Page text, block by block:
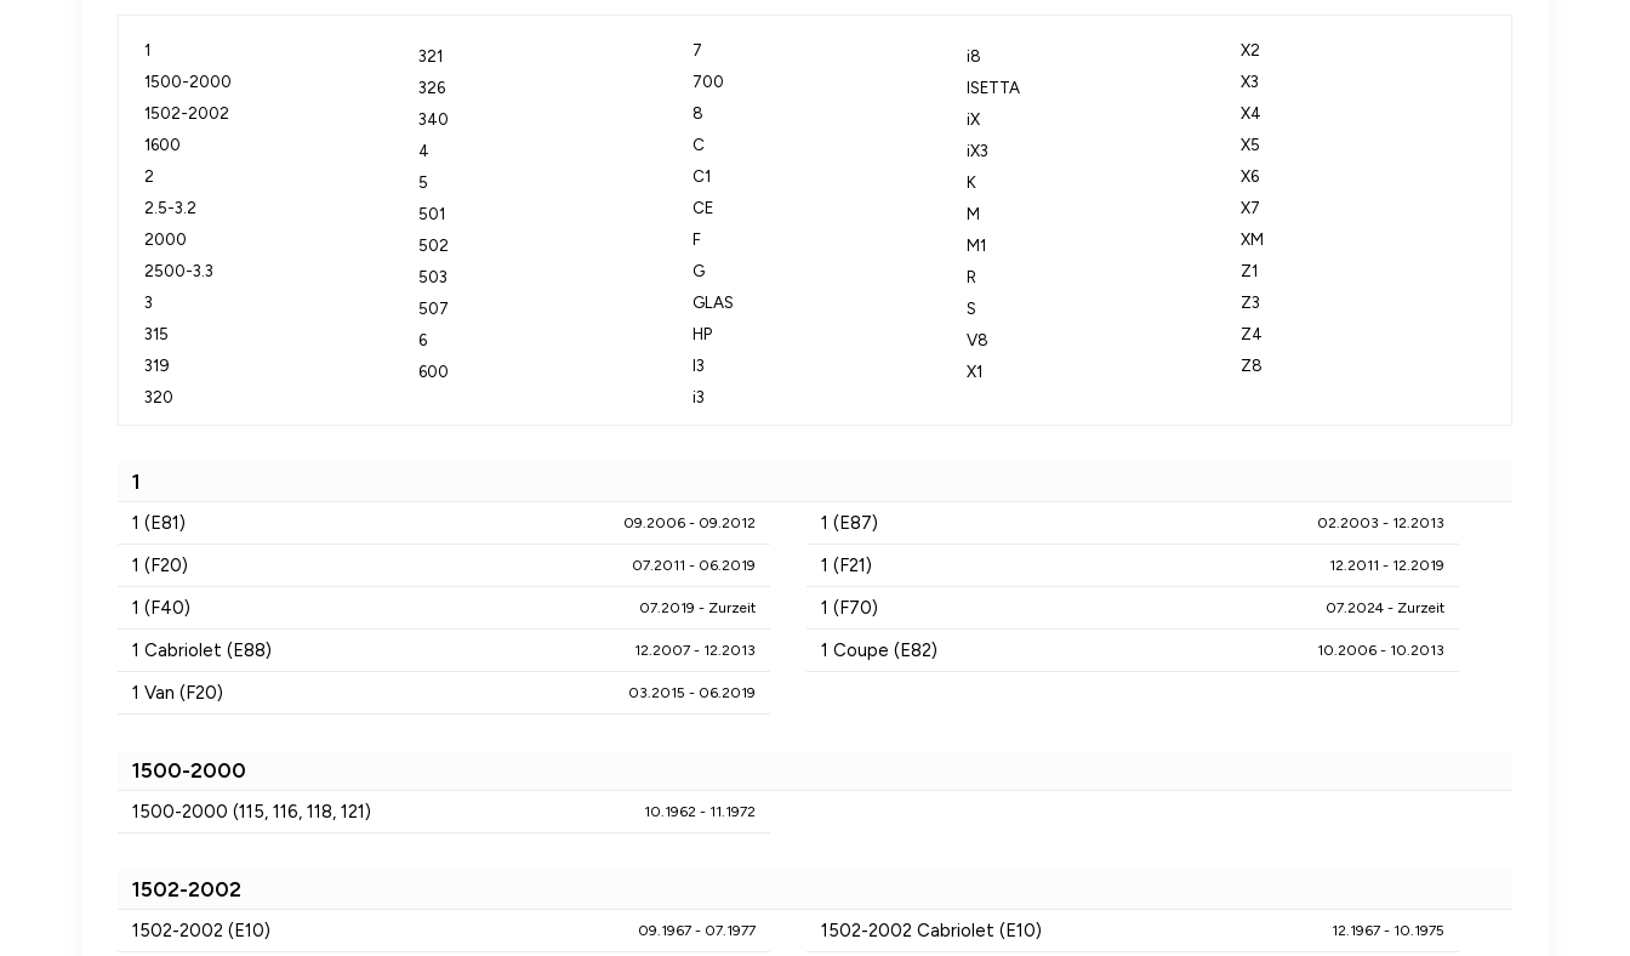
1
1500-2000
1502-2002
1600
2
2.5-3.2
2000
2500-3.3
3
315
319
320
321
326
340
4
5
501
502
503
507
6
600
7
700
8
C
C1
CE
F
G
GLAS
HP
I3
i3
i8
ISETTA
iX
iX3
K
M
M1
R
S
V8
X1
X2
X3
X4
X5
X6
X7
XM
Z1
Z3
Z4
Z8
1
1 (E81) 09.2006 - 09.2012 1 (E87) 02.2003 - 12.2013
1 (F20) 07.2011 - 06.2019 1 (F21) 12.2011 - 12.2019
1 (F40) 07.2019 - Zurzeit 1 (F70) 07.2024 - Zurzeit
1 Cabriolet (E88) 12.2007 - 12.2013 1 Coupe (E82) 10.2006 - 10.2013
1 Van (F20) 03.2015 - 06.2019
1500-2000
1500-2000 (115, 116, 118, 121) 10.1962 - 11.1972
1502-2002
1502-2002 (E10) 09.1967 - 07.1977 1502-2002 Cabriolet (E10) 12.1967 - 10.1975